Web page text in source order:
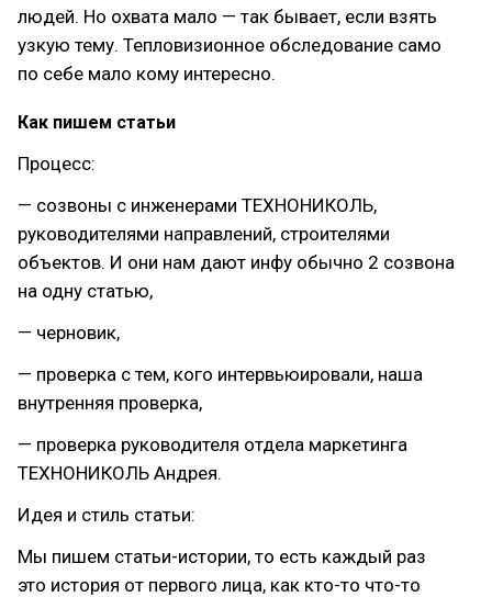
людей. Но охвата мало — так бывает, если взять
узкую тему. Тепловизионное обследование само
по себе мало кому интересно.
Как пишем статьи
Процесс:
— созвоны с инженерами ТЕХНОНИКОЛЬ,
руководителями направлений, строителями
объектов. И они нам дают инфу обычно 2 созвона
на одну статью,
— черновик,
— проверка с тем, кого интервьюировали, наша
внутренняя проверка,
— проверка руководителя отдела маркетинга
ТЕХНОНИКОЛЬ Андрея.
Идея и стиль статьи:
Мы пишем статьи-истории, то есть каждый раз
это история от первого лица, как кто-то что-то